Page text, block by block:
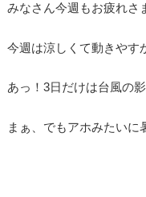
みなさん今週もお疲れさ
今週は涼しくて動きやす
あっ！3日だけは台風の
まぁ、でもアホみたいに